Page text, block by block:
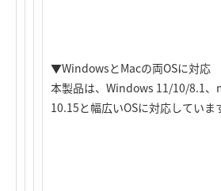
▼WindowsとMacの両OSに対応
本製品は、Windows 11/10/8.1、
10.15と幅広いOSに対応していま